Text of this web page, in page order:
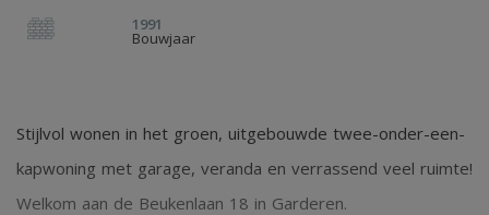
1991
Bouwjaar
Stijlvol wonen in het groen, uitgebouwde twee-onder-een-
kapwoning met garage, veranda en verrassend veel ruimte!
Welkom aan de Beukenlaan 18 in Garderen.